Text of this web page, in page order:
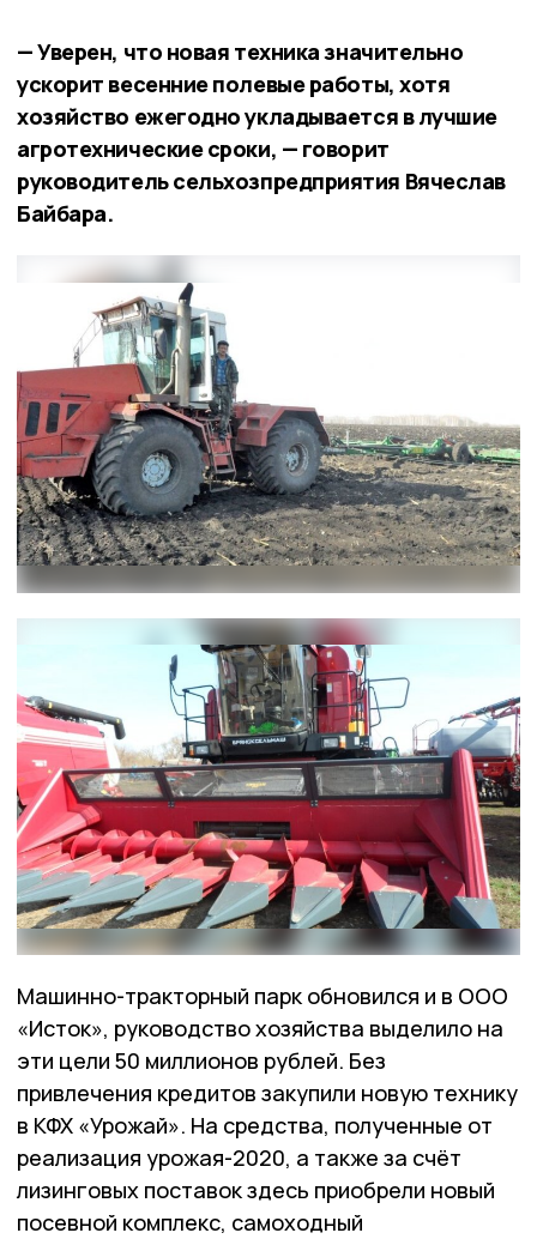
— Уверен, что новая техника значительно
ускорит весенние полевые работы, хотя
хозяйство ежегодно укладывается в лучшие
агротехнические сроки, — говорит
руководитель сельхозпредприятия Вячеслав
Байбара.
Машинно-тракторный парк обновился и в ООО
«Исток», руководство хозяйства выделило на
эти цели 50 миллионов рублей. Без
привлечения кредитов закупили новую технику
в КФХ «Урожай». На средства, полученные от
реализация урожая-2020, а также за счёт
лизинговых поставок здесь приобрели новый
посевной комплекс, самоходный